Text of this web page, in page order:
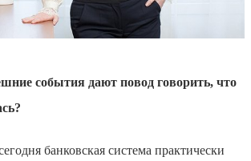
события дают повод говорить, что
банковская система практически